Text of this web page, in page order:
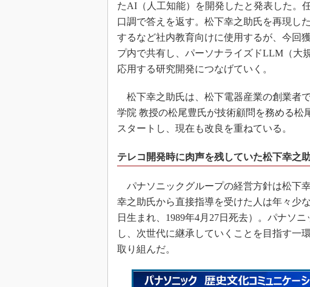
たAI（人工知能）を開発したと発表した。
口調で答えを返す。松下幸之助氏を再現し
するなど社内教育向けに使用するが、今回
プ内で共有し、パーソナライズドLLM（大
応用する研究開発につなげていく。
松下幸之助氏は、松下電器産業の創業者
学院 教授の松尾豊氏が技術顧問を務める松
スタートし、現在も改良を重ねている。
テレコ開発時に肉声を残していた松下幸之
パナソニックグループの経営方針は松下
幸之助氏から直接指導を受けた人は年々少
日生まれ、1989年4月27日死去）。パナソ
し、次世代に継承していくことを目指す一
取り組んだ。